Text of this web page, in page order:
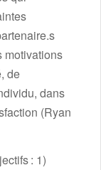
motivations
de
dans
(Ryan
: 1)